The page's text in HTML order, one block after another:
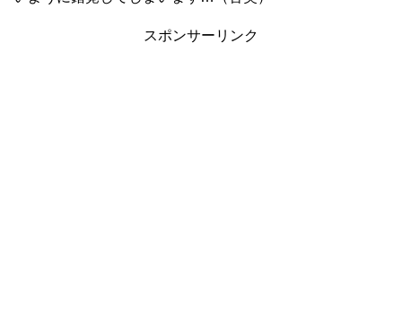
スポンサーリンク